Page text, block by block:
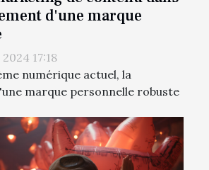
d'une marque
17:18
numérique actuel, la
marque personnelle robuste